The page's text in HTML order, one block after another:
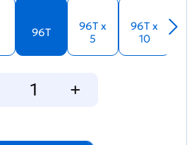
96T
96T x
5
96T x
10